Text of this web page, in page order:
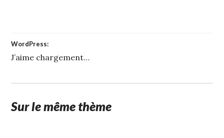
WordPress:
J’aime chargement…
Sur le même thème